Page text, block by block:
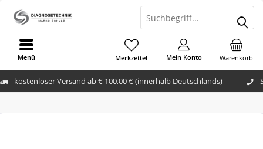
kostenloser Versand ab € 100,00 € (innerhalb Deutschlands)
Warenkorb
Merkzettel Mein Konto
Menü